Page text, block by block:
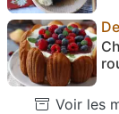
Voir les